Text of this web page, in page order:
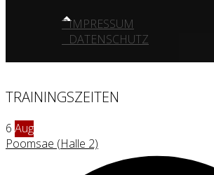
IMPRESSUM
DATENSCHUTZ
TRAININGSZEITEN
6 Aug
Poomsae (Halle 2)